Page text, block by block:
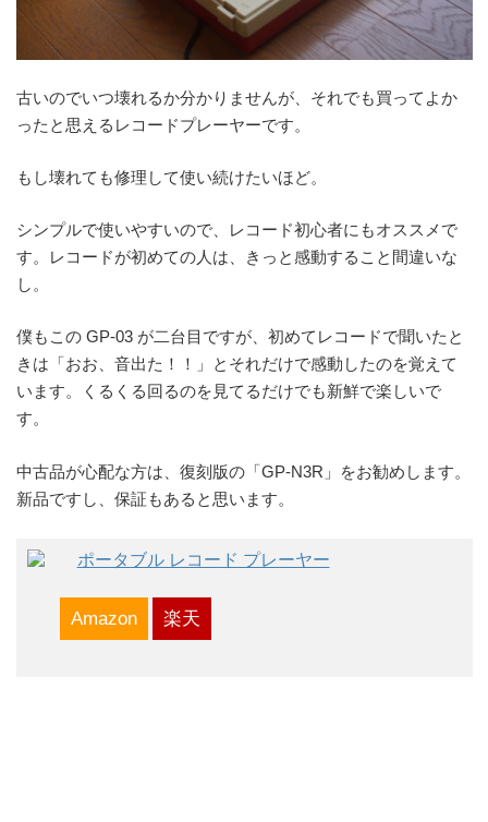
古いのでいつ壊れるか分かりませんが、それでも買ってよか
ったと思えるレコードプレーヤーです。
もし壊れても修理して使い続けたいほど。
シンプルで使いやすいので、レコード初心者にもオススメで
す。レコードが初めての人は、きっと感動すること間違いな
し。
僕もこの GP-03 が二台目ですが、初めてレコードで聞いたと
きは「おお、音出た！！」とそれだけで感動したのを覚えて
います。くるくる回るのを見てるだけでも新鮮で楽しいで
す。
中古品が心配な方は、復刻版の「GP-N3R」をお勧めします。
新品ですし、保証もあると思います。
ポータブル レコード プレーヤー
Amazon 楽天